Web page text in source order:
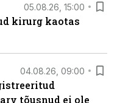
05.08.26, 15:00
kirurg kaotas
04.08.26, 09:00
tõusnud ei ole